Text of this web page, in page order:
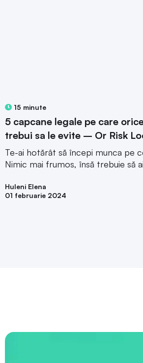
15 minute
5 capcane legale pe care
trebui sa le evite – Or Risk
Te-ai hotărât să începi munca pe
Nimic mai frumos, însă trebuie să
Huleni Elena
01 februarie 2024